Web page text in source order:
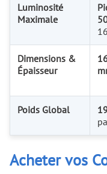
Luminosité
Maximale
Dimensions &
Épaisseur
Poids Global
Acheter vos